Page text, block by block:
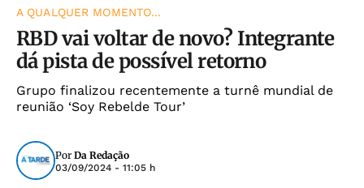
A QUALQUER MOMENTO...
RBD vai voltar de novo? Integrante
dá pista de possível retorno
Grupo finalizou recentemente a turnê mundial de
reunião ‘Soy Rebelde Tour’
Por Da Redação
03/09/2024 - 11:05 h